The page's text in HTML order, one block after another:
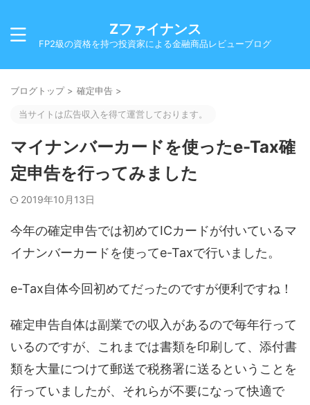
Zファイナンス
FP2級の資格を持つ投資家による金融商品レビューブログ
ブログトップ > 確定申告 >
当サイトは広告収入を得て運営しております。
マイナンバーカードを使ったe-Tax確
定申告を行ってみました
2019年10月13日
今年の確定申告では初めてICカードが付いているマ
イナンバーカードを使ってe-Taxで行いました。
e-Tax自体今回初めてだったのですが便利ですね！
確定申告自体は副業での収入があるので毎年行って
いるのですが、これまでは書類を印刷して、添付書
類を大量につけて郵送で税務署に送るということを
行っていましたが、それらが不要になって快適で